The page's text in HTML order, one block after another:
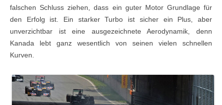
falschen Schluss ziehen, dass ein guter Motor Grundlage für
den Erfolg ist. Ein starker Turbo ist sicher ein Plus, aber
unverzichtbar ist eine ausgezeichnete Aerodynamik, denn
Kanada lebt ganz wesentlich von seinen vielen schnellen
Kurven.